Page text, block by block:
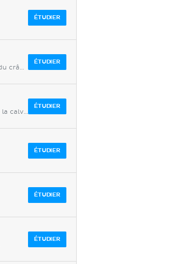
ÉTUDIER
Structures anatomiques observées sur les vues postérieure et latérale du crâne.
ÉTUDIER
Structures anatomiques visibles sur les vues supérieure et inférieure de la calvaria.
ÉTUDIER
ÉTUDIER
ÉTUDIER
ÉTUDIER